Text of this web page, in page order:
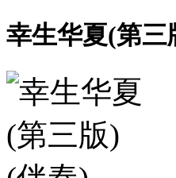
幸生华夏(第三